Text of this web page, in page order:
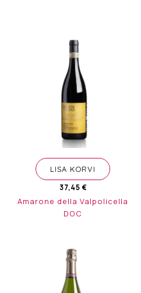
LISA KORVI
37,45 €
Amarone della Valpolicella
DOC